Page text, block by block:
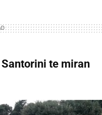
te miran